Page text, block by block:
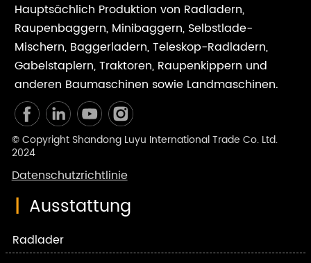
Hauptsächlich Produktion von Radladern,
Raupenbaggern, Minibaggern, Selbstlade-
Mischern, Baggerladern, Teleskop-Radladern,
Gabelstaplern, Traktoren, Raupenkippern und
anderen Baumaschinen sowie Landmaschinen.
© Copyright Shandong Luyu International Trade Co. Ltd.
2024
Datenschutzrichtlinie
| Ausstattung
Radlader